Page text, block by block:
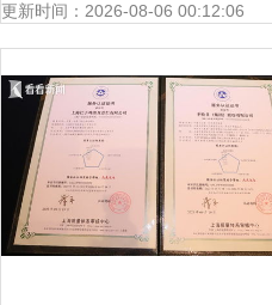
更新时间：2026-08-06 00:12:06